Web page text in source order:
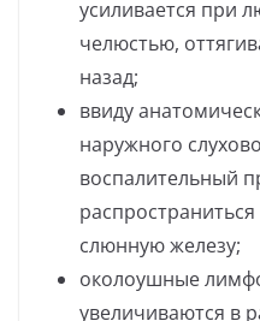
усиливается при
челюстью,
назад;
ввиду
наружного
воспалительный
слюнную железу;
околоушные
увеличиваются в